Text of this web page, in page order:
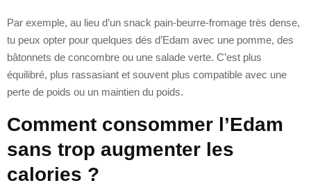
Par exemple, au lieu d’un snack pain-beurre-fromage très dense,
tu peux opter pour quelques dés d’Edam avec une pomme, des
bâtonnets de concombre ou une salade verte. C’est plus
équilibré, plus rassasiant et souvent plus compatible avec une
perte de poids ou un maintien du poids.
Comment consommer l’Edam
sans trop augmenter les
calories ?